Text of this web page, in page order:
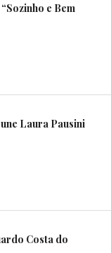
e Bem
Laura Pausini
Costa do